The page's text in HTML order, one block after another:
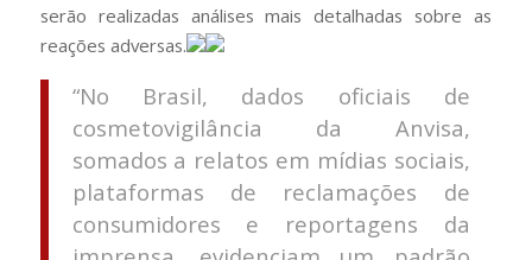
serão realizadas análises mais detalhadas sobre as
reações adversas.
“No Brasil, dados oficiais de
cosmetovigilância da Anvisa,
somados a relatos em mídias sociais,
plataformas de reclamações de
consumidores e reportagens da